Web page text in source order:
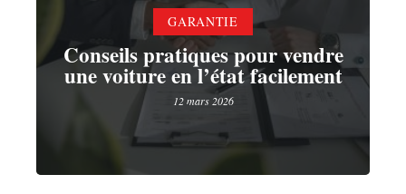
GARANTIE
Conseils pratiques pour vendre
une voiture en l’état facilement
12 mars 2026